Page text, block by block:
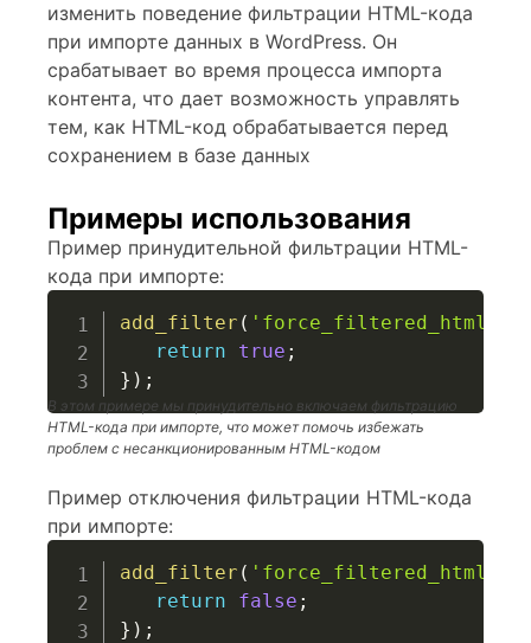
изменить поведение фильтрации HTML-кода
при импорте данных в WordPress. Он
срабатывает во время процесса импорта
контента, что дает возможность управлять
тем, как HTML-код обрабатывается перед
сохранением в базе данных
Примеры использования
Пример принудительной фильтрации HTML-
кода при импорте:
add_filter (
return
true ;
} ) ;
В этом примере мы принудительно включаем фильтрацию
HTML-кода при импорте, что может помочь избежать
проблем с несанкционированным HTML-кодом
Пример отключения фильтрации HTML-кода
при импорте:
add_filter (
return
false ;
} ) ;